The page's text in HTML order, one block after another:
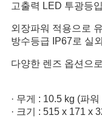
고출력 LED 투광등
외장파워 적용으로
방수등급 IP67로 실
다양한 렌즈 옵션으
· 무게 : 10.5 kg (파
· 크기 : 515 x 171 x